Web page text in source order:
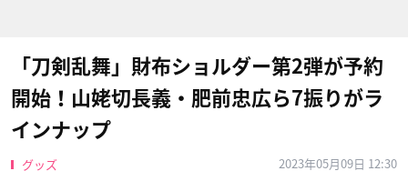
「刀剣乱舞」財布ショルダー第2弾が予約
開始！山姥切長義・肥前忠広ら7振りがラ
インナップ
グッズ 2023年05月09日 12:30